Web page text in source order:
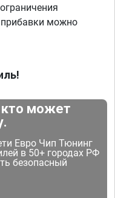
можно
может
Евро Чип Тюнинг
в 50+ городах РФ
безопасный